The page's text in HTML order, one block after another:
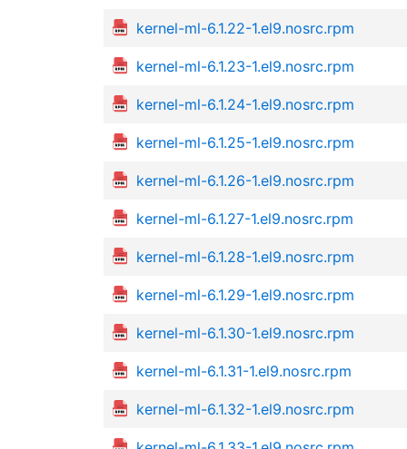
kernel-ml-6.1.22-1.el9.nosrc.rpm
kernel-ml-6.1.23-1.el9.nosrc.rpm
kernel-ml-6.1.24-1.el9.nosrc.rpm
kernel-ml-6.1.25-1.el9.nosrc.rpm
kernel-ml-6.1.26-1.el9.nosrc.rpm
kernel-ml-6.1.27-1.el9.nosrc.rpm
kernel-ml-6.1.28-1.el9.nosrc.rpm
kernel-ml-6.1.29-1.el9.nosrc.rpm
kernel-ml-6.1.30-1.el9.nosrc.rpm
kernel-ml-6.1.31-1.el9.nosrc.rpm
kernel-ml-6.1.32-1.el9.nosrc.rpm